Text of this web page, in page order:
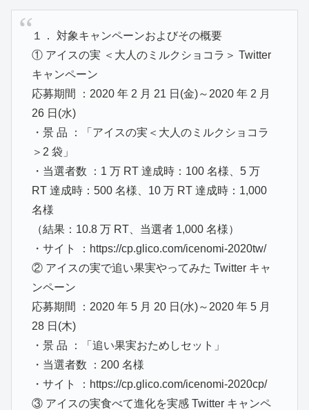
１． 対象キャンペーンおよびその概要
① アイスの実 ＜大人のミルクショコラ＞ Twitter
キャンペーン
応募期間 ：2020 年 2 月 21 日(金)～2020 年 2 月
26 日(水)
・景 品 ：「アイスの実＜大人のミルクショコラ
＞2 袋」
・当選者数 ：1 万 RT 達成時：100 名様、5 万
RT 達成時：500 名様、10 万 RT 達成時：1,000
名様
（結果：10.8 万 RT、当選者 1,000 名様）
・サイト ：https://cp.glico.com/icenomi-2020tw/
② アイスの実で追い果実やってみた Twitter キャ
ンペーン
応募期間 ：2020 年 5 月 20 日(水)～2020 年 5 月
28 日(木)
・景 品 ：「追い果実おためしセット」
・当選者数 ：200 名様
・サイト ：https://cp.glico.com/icenomi-2020cp/
③ アイスの実食べて進化を実感 Twitter キャンペ